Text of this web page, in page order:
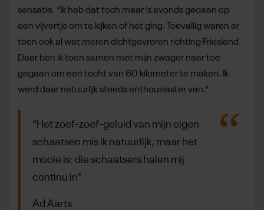
sensatie. “Ik heb dat toch maar ’s avonds gedaan op
een vijvertje om te kijken of het ging. Toevallig waren er
toen ook al wat meren dichtgevroren richting Friesland.
Daar ben ik toen samen met mijn zwager naar toe
gegaan om een tocht van 60 kilometer te maken. Ik
werd daar natuurlijk steeds enthousiaster van.”
“Het zoef-zoef-geluid van mijn eigen
schaatsen mis ik natuurlijk, maar het
mooie is: die schaatsers halen mij
continu in"
Ad Aarts